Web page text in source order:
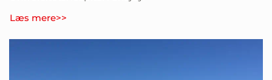
Læs mere>>